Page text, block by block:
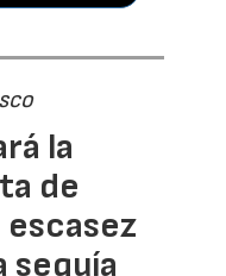
la
de
sequía